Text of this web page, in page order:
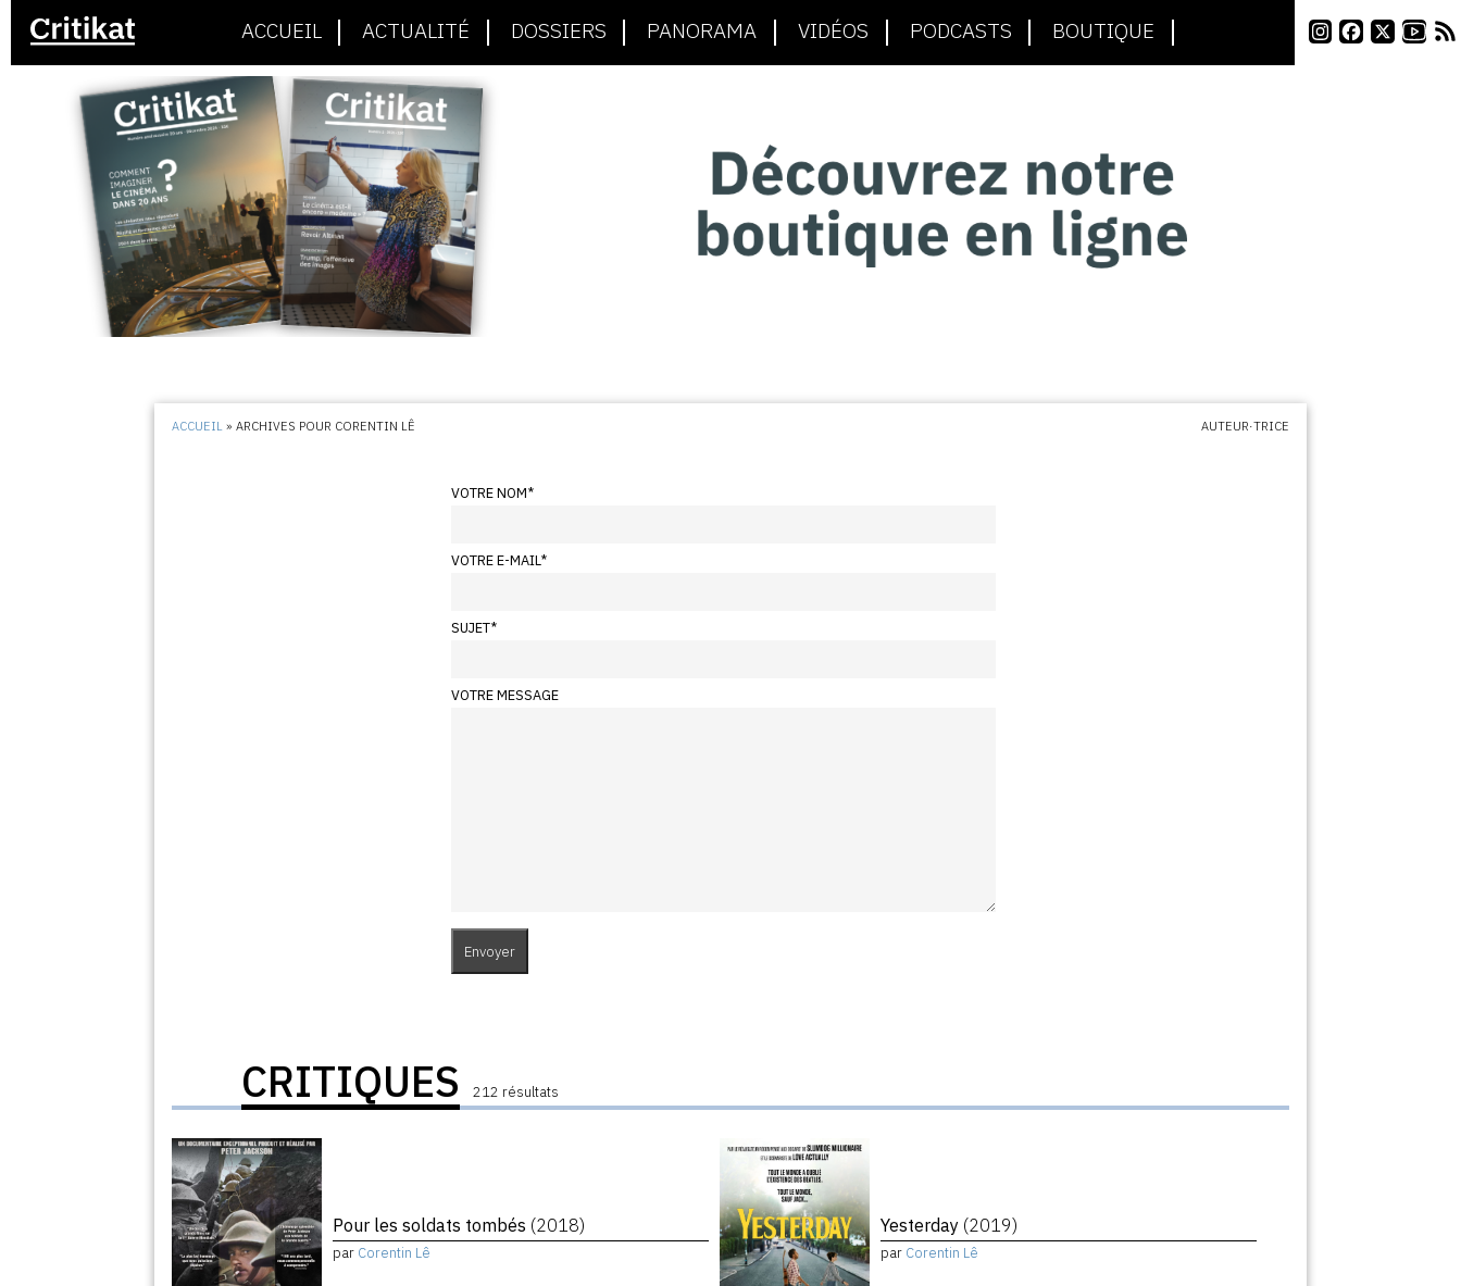
ACCUEIL ACTUALITÉ DOSSIERS PANORAMA VIDÉOS PODCASTS BOUTIQUE
ACCUEIL »ARCHIVES POUR CORENTIN LÊ AUTEUR·TRICE
VOTRE NOM*
VOTRE E-MAIL*
SUJET*
VOTRE MESSAGE
CRITIQUES 212 résultats
Pour les soldats tombés (2018)
par Corentin Lê
Yesterday (2019)
par Corentin Lê